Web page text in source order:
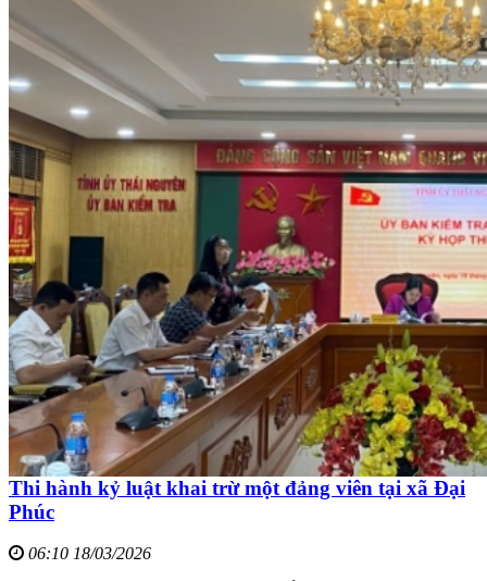
Thi hành kỷ luật khai trừ một đảng viên tại xã Đại
Phúc
06:10 18/03/2026